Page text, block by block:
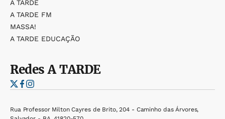
A TARDE
A TARDE FM
MASSA!
A TARDE EDUCAÇÃO
RedesA TARDE
Rua Professor Milton Cayres de Brito, 204 - Caminho das Árvores,